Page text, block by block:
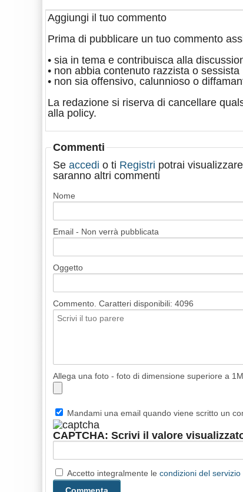
Aggiungi il tuo commento
Prima di pubblicare un tuo commento
• sia in tema e contribuisca alla
• non abbia contenuto razzista o sessista
• non sia offensivo, calunnioso o
La redazione si riserva di cancellare
alla policy.
Commenti
Se accedi o ti Registri potrai
saranno altri commenti
Nome
Email - Non verrà pubblicata
Oggetto
Commento. Caratteri disponibili: 4096
Allega una foto - foto di dimensione superiore a
Mandami una email quando viene scritto un
CAPTCHA: Scrivi il valore
Accetto integralmente le condizioni del servizio